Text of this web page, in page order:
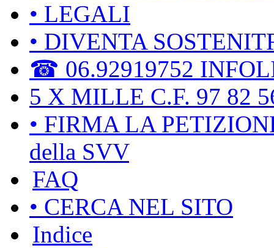
• LEGALI
• DIVENTA
☎ 06.92919752
5 X MILLE C.F. 97 82
• FIRMA LA
della SVV
FAQ
• CERCA NEL SITO
Indice